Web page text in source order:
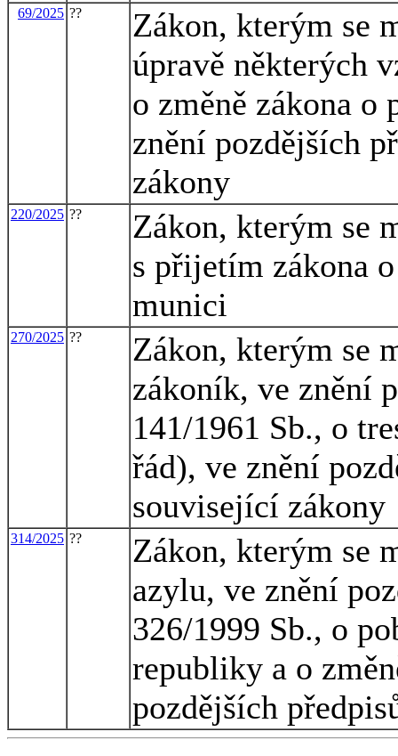
69/2025 ??
Zákon, kterým se
úpravě některých
o změně zákona o
znění pozdějších
zákony
220/2025 ??
Zákon, kterým se
s přijetím zákona
munici
270/2025 ??
Zákon, kterým se
zákoník, ve znění
141/1961 Sb., o
řád), ve znění
související zákony
314/2025 ??
Zákon, kterým se
azylu, ve znění
326/1999 Sb., o
republiky a o
pozdějších